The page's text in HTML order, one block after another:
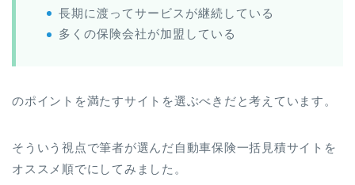
長期に渡ってサービスが継続している
多くの保険会社が加盟している
のポイントを満たすサイトを選ぶべきだと考えています。
そういう視点で筆者が選んだ自動車保険一括見積サイトを
オススメ順でにしてみました。